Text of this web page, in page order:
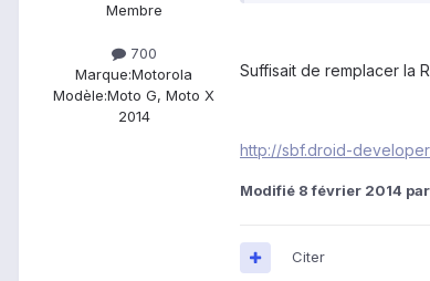
Membre
700
Marque:Motorola
Modèle:Moto G, Moto X
2014
Suffisait de remplacer la
http://sbf.droid-
Modifié 8 février 2014
Citer